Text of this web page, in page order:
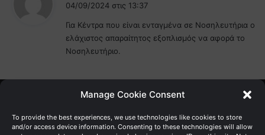
Manage Cookie Consent
To provide the best experiences, we use technologies like cookies to store
and/or access device information. Consenting to these technologies will allow
ι
:
04/09/2024 στις 13:37
Για Κέντρα που είναι ενταγμένα σε Νοσηλευτήρια ο
ελάχιστος απαραίτητος εξοπλισμός να αφορά το
Νοσηλευτήριο.
Γενική Διεύθυνση Ανάπτυξης